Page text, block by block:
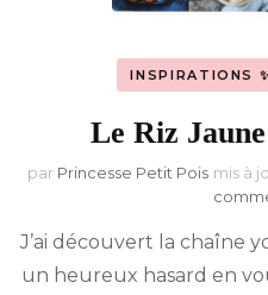
INSPIRATIONS
Le Riz
par Princesse Petit Pois mis à
J’ai découvert la chaîne
un heureux hasard en